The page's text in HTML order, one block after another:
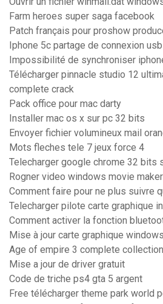
Farm heroes super saga facebook
Patch français pour proshow
Iphone 5c partage de connexion usb
Impossibilité de synchroniser
Télécharger pinnacle studio 12
complete crack
Pack office pour mac darty
Installer mac os x sur pc 32 bits
Envoyer fichier volumineux mail
Mots fleches tele 7 jeux force 4
Telecharger google chrome 32 bits
Rogner video windows movie maker
Comment faire pour ne plus suivre
Telecharger pilote carte graphique
Comment activer la fonction
Mise à jour carte graphique
Age of empire 3 complete
Mise a jour de driver gratuit
Code de triche ps4 gta 5 argent
Free télécharger theme park world